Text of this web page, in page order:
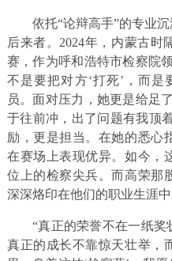
依托“论辩高手”的专业
后来者。2024年，内蒙古时
赛，作为呼和浩特市检察院
不是要把对方‘打死’，而
员。面对压力，她更是给足
于往前冲，出了问题有我顶
励，更是担当。在她的悉心
在赛场上表现优异。如今，
位上的检察尖兵。而高荣那
深深烙印在他们的职业生涯中
“真正的荣誉不在一纸奖
真正的成长不靠惊天壮举，